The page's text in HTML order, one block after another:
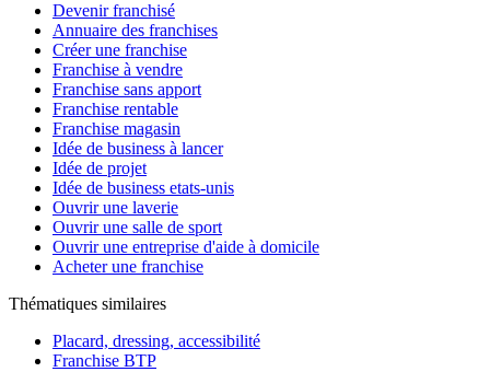
Devenir franchisé
Annuaire des franchises
Créer une franchise
Franchise à vendre
Franchise sans apport
Franchise rentable
Franchise magasin
Idée de business à lancer
Idée de projet
Idée de business etats-unis
Ouvrir une laverie
Ouvrir une salle de sport
Ouvrir une entreprise d'aide à domicile
Acheter une franchise
Thématiques similaires
Placard, dressing, accessibilité
Franchise BTP